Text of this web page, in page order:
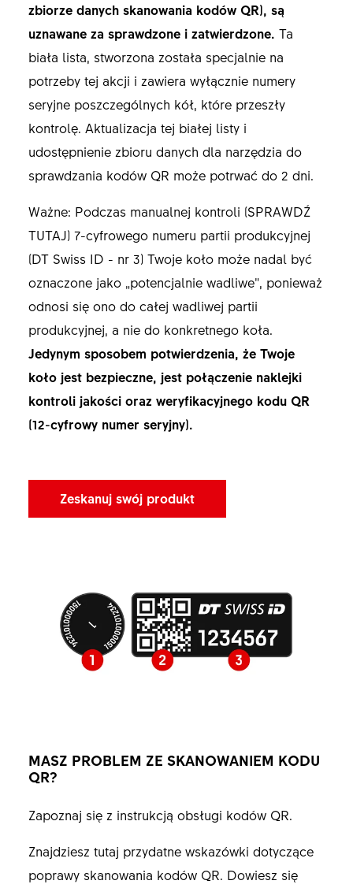
zbiorze danych skanowania kodów QR), są
uznawane za sprawdzone i zatwierdzone. Ta
biała lista, stworzona została specjalnie na
potrzeby tej akcji i zawiera wyłącznie numery
seryjne poszczególnych kół, które przeszły
kontrolę. Aktualizacja tej białej listy i
udostępnienie zbioru danych dla narzędzia do
sprawdzania kodów QR może potrwać do 2 dni.
Ważne: Podczas manualnej kontroli (SPRAWDŹ
TUTAJ) 7-cyfrowego numeru partii produkcyjnej
(DT Swiss ID - nr 3) Twoje koło może nadal być
oznaczone jako „potencjalnie wadliwe”, ponieważ
odnosi się ono do całej wadliwej partii
produkcyjnej, a nie do konkretnego koła.
Jedynym sposobem potwierdzenia, że Twoje
koło jest bezpieczne, jest połączenie naklejki
kontroli jakości oraz weryfikacyjnego kodu QR
(12-cyfrowy numer seryjny).
Zeskanuj swój produkt
MASZ PROBLEM ZE SKANOWANIEM KODU
QR?
Zapoznaj się z instrukcją obsługi kodów QR.
Znajdziesz tutaj przydatne wskazówki dotyczące
poprawy skanowania kodów QR. Dowiesz się